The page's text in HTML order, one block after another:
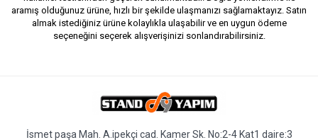
aramış olduğunuz ürüne, hızlı bir şekilde ulaşmanızı sağlamaktayız. Satın
almak istediğiniz ürüne kolaylıkla ulaşabilir ve en uygun ödeme
seçeneğini seçerek alışverişinizi sonlandırabilirsiniz.
İsmet paşa Mah. A.ipekçi cad. Kamer Sk. No:2-4 Kat1 daire:3